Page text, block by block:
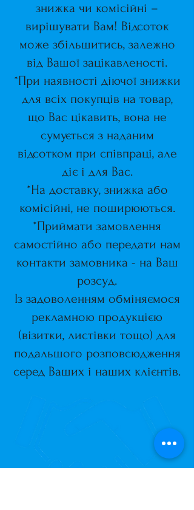
знижка чи комісійні –
вирішувати Вам! Відсоток
може збільшитись, залежно
від Вашої зацікавленості.
*При наявності діючої знижки
для всіх покупців на товар,
що Вас цікавить, вона не
сумується з наданим
відсотком при співпраці, але
діє і для Вас.
*На доставку, знижка або
комісійні, не поширюються.
*Приймати замовлення
самостійно або передати нам
контакти замовника - на Ваш
розсуд.
Із задоволенням обміняємося
рекламною продукцією
(візитки, листівки тощо) для
подальшого розповсюдження
серед Ваших і наших клієнтів.